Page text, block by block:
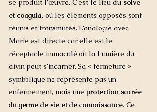
se produit l’œuvre. C'est le lieu du solve
et coagula, où les éléments opposés sont
réunis et transmutés. L’analogie avec
Marie est directe car elle est le
réceptacle immaculé où la Lumière du
divin peut s’incarner. Sa « fermeture »
symbolique ne représente pas un
enfermement, mais une protection sacrée
du germe de vie et de connaissance. Ce